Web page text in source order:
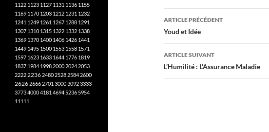
Navigation
des
articles
ARTICLE PRÉCÉDENT
Youd et Idée
ARTICLE SUIVANT
L’Humilité : L’Assurance Maladie
1122 1123 1127 1131 1136 1155
1169 1170 1203 1212 1231 1232
1241 1249 1261 1267 1288 1291
1307 1310 1315 1322 1332 1338
1369 1370 1400 1406 1426 1441
1449 1495 1500 1553 1558 1571
1597 1623 1633 1644 1776 1819
1837 1984 1998 2000 2024 2053
2222 2236 2480 2528 2584 2600
2626 2666 2701 300030923333
377340004181 4694 5236 5954
11111